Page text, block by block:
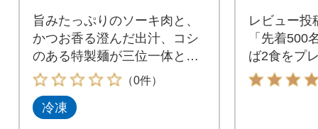
旨みたっぷりのソーキ肉と、
かつお香る澄んだ出汁、コシ
のある特製麺が三位一体とな
る本場の一杯をご家庭へ
（0件）
冷凍
レビュー投
「先着500
ば2食をプ